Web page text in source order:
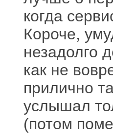
когда
Короче,
незадолго
как не
прилично
услышал
(потом